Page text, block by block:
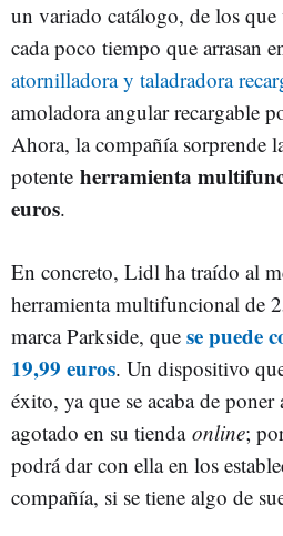
un variado catálogo, de los
cada poco tiempo que arrasan
atornilladora y taladradora
amoladora angular recargable
Ahora, la compañía sorprende
potente herramienta
euros.
En concreto, Lidl ha traído al
herramienta multifuncional de
marca Parkside, que se puede
19,99 euros. Un dispositivo
éxito, ya que se acaba de poner
agotado en su tienda online;
podrá dar con ella en los
compañía, si se tiene algo de